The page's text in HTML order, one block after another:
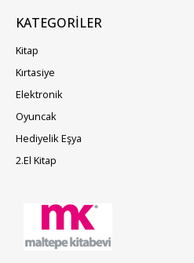
KATEGORILER
Kitap
Kırtasiye
Elektronik
Oyuncak
Hediyelik Eşya
2.El Kitap